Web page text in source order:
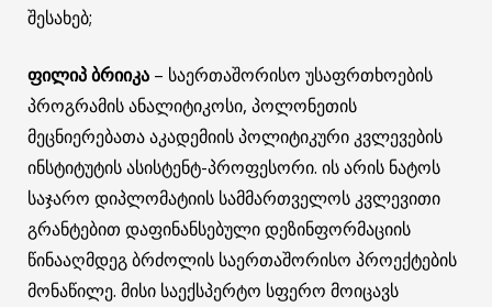
შესახებ;
ფილიპ ბრიიკა – საერთაშორისო უსაფრთხოების
პროგრამის ანალიტიკოსი, პოლონეთის
მეცნიერებათა აკადემიის პოლიტიკური კვლევების
ინსტიტუტის ასისტენტ-პროფესორი. ის არის ნატოს
საჯარო დიპლომატიის სამმართველოს კვლევითი
გრანტებით დაფინანსებული დეზინფორმაციის
წინააღმდეგ ბრძოლის საერთაშორისო პროექტების
მონაწილე. მისი საექსპერტო სფერო მოიცავს